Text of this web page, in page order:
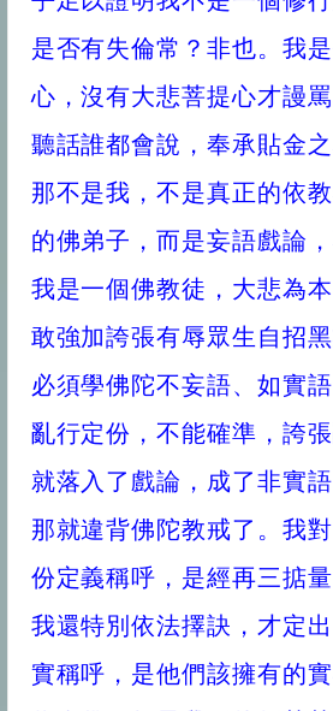
是否有失倫常？非也。我
心，沒有大悲菩提心才謾
聽話誰都會說，奉承貼金
那不是我，不是真正的依
的佛弟子，而是妄語戲論，
我是一個佛教徒，大悲為
敢強加誇張有辱眾生自招
必須學佛陀不妄語、如實
亂行定份，不能確準，誇
就落入了戲論，成了非實
那就違背佛陀教戒了。我
份定義稱呼，是經再三掂
我還特別依法擇訣，才定
實稱呼，是他們該擁有的